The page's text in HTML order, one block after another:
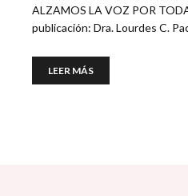
ALZAMOS LA VOZ POR
publicación: Dra. Lourdes C.
LEER MÁS